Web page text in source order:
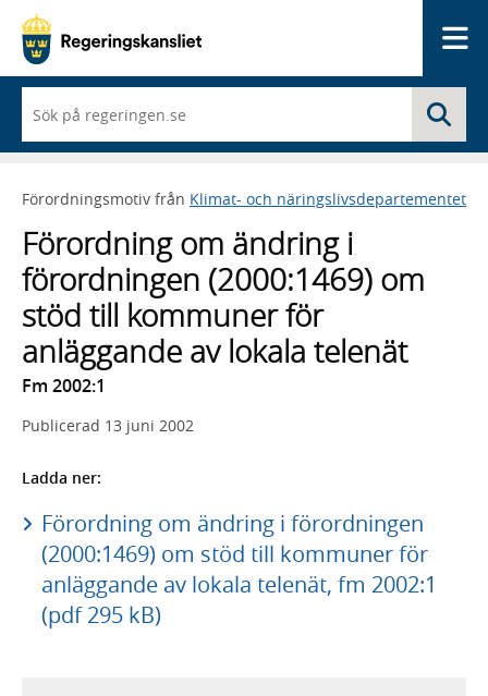
du
börjar
skriva
framträder
lista
med
sökförslag
Förordningsmotiv från Klimat- och näringslivsdepartementet
Förordning om ändring i
förordningen (2000:1469) om
stöd till kommuner för
anläggande av lokala telenät
Fm 2002:1
Publicerad 13 juni 2002
Ladda ner:
Förordning om ändring i förordningen
(2000:1469) om stöd till kommuner för
anläggande av lokala telenät, fm 2002:1
(pdf 295 kB)